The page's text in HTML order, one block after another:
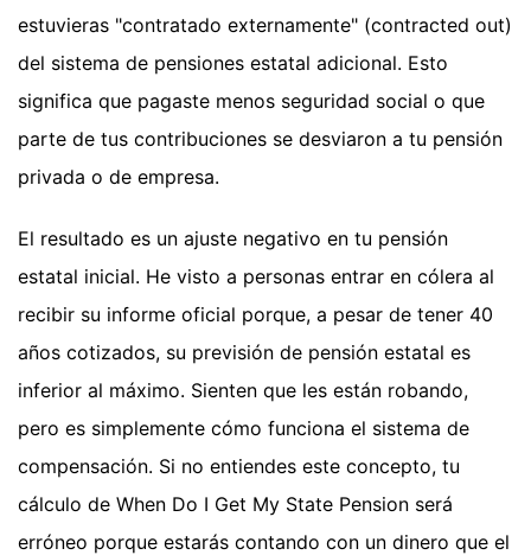
estuvieras "contratado externamente" (contracted out)
del sistema de pensiones estatal adicional. Esto
significa que pagaste menos seguridad social o que
parte de tus contribuciones se desviaron a tu pensión
privada o de empresa.
El resultado es un ajuste negativo en tu pensión
estatal inicial. He visto a personas entrar en cólera al
recibir su informe oficial porque, a pesar de tener 40
años cotizados, su previsión de pensión estatal es
inferior al máximo. Sienten que les están robando,
pero es simplemente cómo funciona el sistema de
compensación. Si no entiendes este concepto, tu
cálculo de When Do I Get My State Pension será
erróneo porque estarás contando con un dinero que el